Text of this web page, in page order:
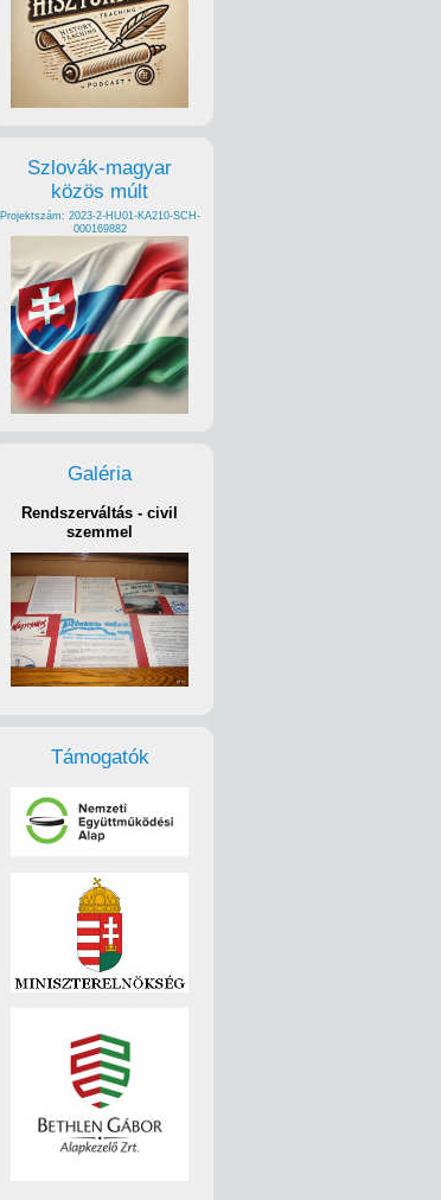
Szlovák-magyar
közös múlt
Projektszám: 2023-2-HU01-KA210-SCH-
000169882
Galéria
Rendszerváltás - civil
szemmel
Támogatók